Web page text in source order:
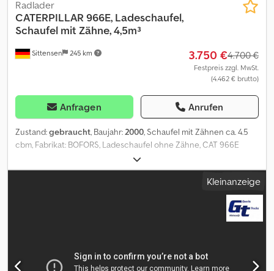
Sittensen 245 km
Radlader
CATERPILLAR 966E, Ladeschaufel,
Schaufel mit Zähne, 4,5m³
3.750 €4.700 €
Festpreis zzgl. MwSt.
(4.462 € brutto)
Anfragen Anrufen
Zustand:gebraucht, Baujahr: 2000, Schaufel mit Zähnen ca. 4.5
cbm, Fabrikat: BOFORS, Ladeschaufel ohne Zähne, CAT 966E
Dcjdpfx Aowru Tiod Nsk SI85809
Kleinanzeige